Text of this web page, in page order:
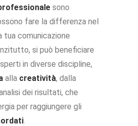
sono
fare la differenza nel
tua comunicazione
si può beneficiare
in diverse discipline,
alla creatività, dalla
dei risultati, che
per raggiungere gli
.